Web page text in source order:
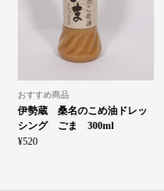
おすすめ商品
伊勢蔵 桑名のこめ油ドレッ
シング ごま 300ml
¥520